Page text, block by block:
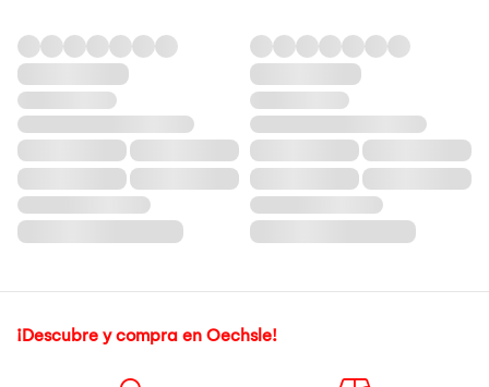
¡Descubre y compra en Oechsle!